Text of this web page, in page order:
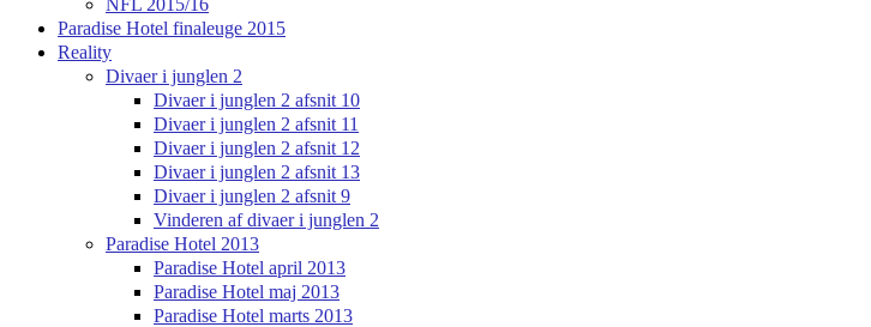
Paradise Hotel finaleuge 2015
Reality
Divaer i junglen 2
Divaer i junglen 2 afsnit 10
Divaer i junglen 2 afsnit 11
Divaer i junglen 2 afsnit 12
Divaer i junglen 2 afsnit 13
Divaer i junglen 2 afsnit 9
Vinderen af divaer i junglen 2
Paradise Hotel 2013
Paradise Hotel april 2013
Paradise Hotel maj 2013
Paradise Hotel marts 2013